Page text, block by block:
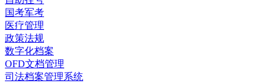
国考军考
医疗管理
政策法规
数字化档案
OFD文档管理
司法档案管理系统